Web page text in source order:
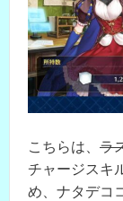
こちらは、 ラ
チャージスキ
め、ナタデコ